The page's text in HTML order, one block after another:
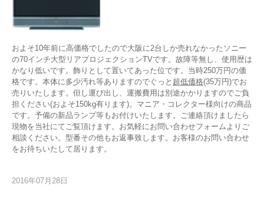
およそ10年前に高価格でしたので大阪に2台しか売れなかったソニー
の70インチ大型リアプロジェクションTVです。故障等無し、使用歴は
かなり低いです。飾りとして置いてあった位です。当時250万円の価
格です。本体に多少汚れ等ありますのでぐっと 超低価格(35万円)でお
売りいたします。但し運び出し、運搬費用は別途かかりますのでご負
担ください(およそ150kg有ります)。マニア・コレクター様向けの商品
です。予備の新品ランプ等もお付けいたします。ご連絡頂けましたら
現物を当社にてご覧頂けます。お気軽にお問い合わせフォームよりご
相談ください。型番その他もお返事致します。お客様のお問い合わせ
をお待ちいたして居ります。
2016年07月28日